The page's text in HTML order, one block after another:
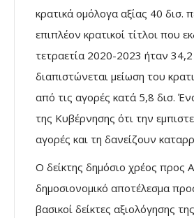
κρατικά ομόλογα αξίας 40 δισ.
επιπλέον κρατικοί τίτλοι που
τετραετία 2020-2023 ήταν 34,2
διαπιστώνεται μείωση του
από τις αγορές κατά 5,8 δισ.
της Κυβέρνησης ότι την
αγορές και τη δανείζουν
Ο δείκτης δημόσιο χρέος προς
δημοσιονομικό αποτέλεσμα
βασικοί δείκτες αξιολόγησης